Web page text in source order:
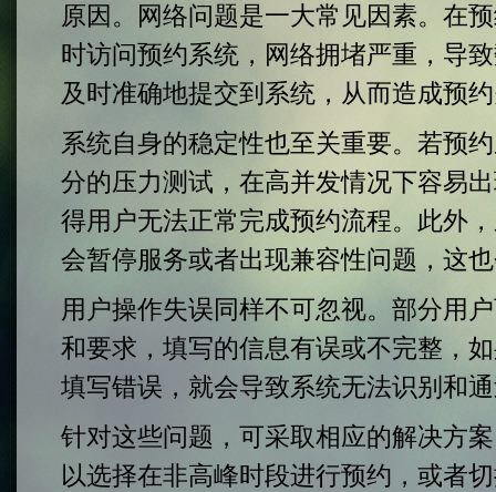
原因。网络问题是一大常见因素。在
时访问预约系统，网络拥堵严重，导
及时准确地提交到系统，从而造成预
系统自身的稳定性也至关重要。若预
分的压力测试，在高并发情况下容易
得用户无法正常完成预约流程。此外
会暂停服务或者出现兼容性问题，这
用户操作失误同样不可忽视。部分用
和要求，填写的信息有误或不完整，
填写错误，就会导致系统无法识别和
针对这些问题，可采取相应的解决方
以选择在非高峰时段进行预约，或者